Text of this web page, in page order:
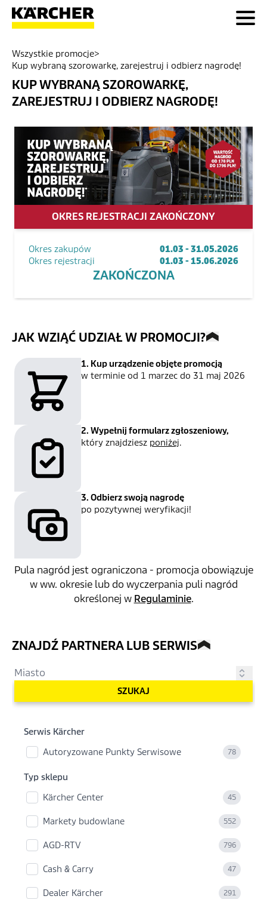
Wszystkie promocje>
Kup wybraną szorowarkę, zarejestruj i odbierz nagrodę!
KUP WYBRANĄ SZOROWARKĘ,
ZAREJESTRUJ I ODBIERZ NAGRODĘ!
OKRES REJESTRACJI ZAKOŃCZONY
Okres zakupów
01.03 - 31.05.2026
Okres rejestracji
01.03 - 15.06.2026
ZAKOŃCZONA
JAK WZIĄĆ UDZIAŁ W PROMOCJI?
1. Kup urządzenie objęte promocją
w terminie od 1 marzec do 31 maj 2026
2. Wypełnij formularz zgłoszeniowy,
który znajdziesz poniżej.
3. Odbierz swoją nagrodę
po pozytywnej weryfikacji!
Pula nagród jest ograniczona - promocja obowiązuje
w ww. okresie lub do wyczerpania puli nagród
określonej w Regulaminie.
ZNAJDŹ PARTNERA LUB SERWIS
SZUKAJ
Serwis Kärcher
Autoryzowane Punkty Serwisowe
78
Typ sklepu
Kärcher Center
45
Markety budowlane 552
AGD-RTV 796
Cash & Carry 47
Dealer Kärcher 291